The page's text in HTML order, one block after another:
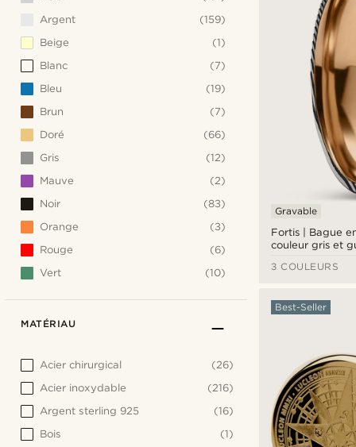
Fortis | Bague
couleur gris et
cannelure - 7 mm
Gravable
3 COULEURS
Best-Seller
Argent
(159)
Beige
(1)
Blanc
(7)
Bleu
(19)
Brun
(7)
Doré
(66)
Gris
(12)
Mauve
(2)
Noir
(83)
Orange
(3)
Rouge
(6)
Vert
(10)
MATÉRIAU
Acier chirurgical
(26)
Acier inoxydable
(216)
Argent sterling 925
(16)
Bois
(1)